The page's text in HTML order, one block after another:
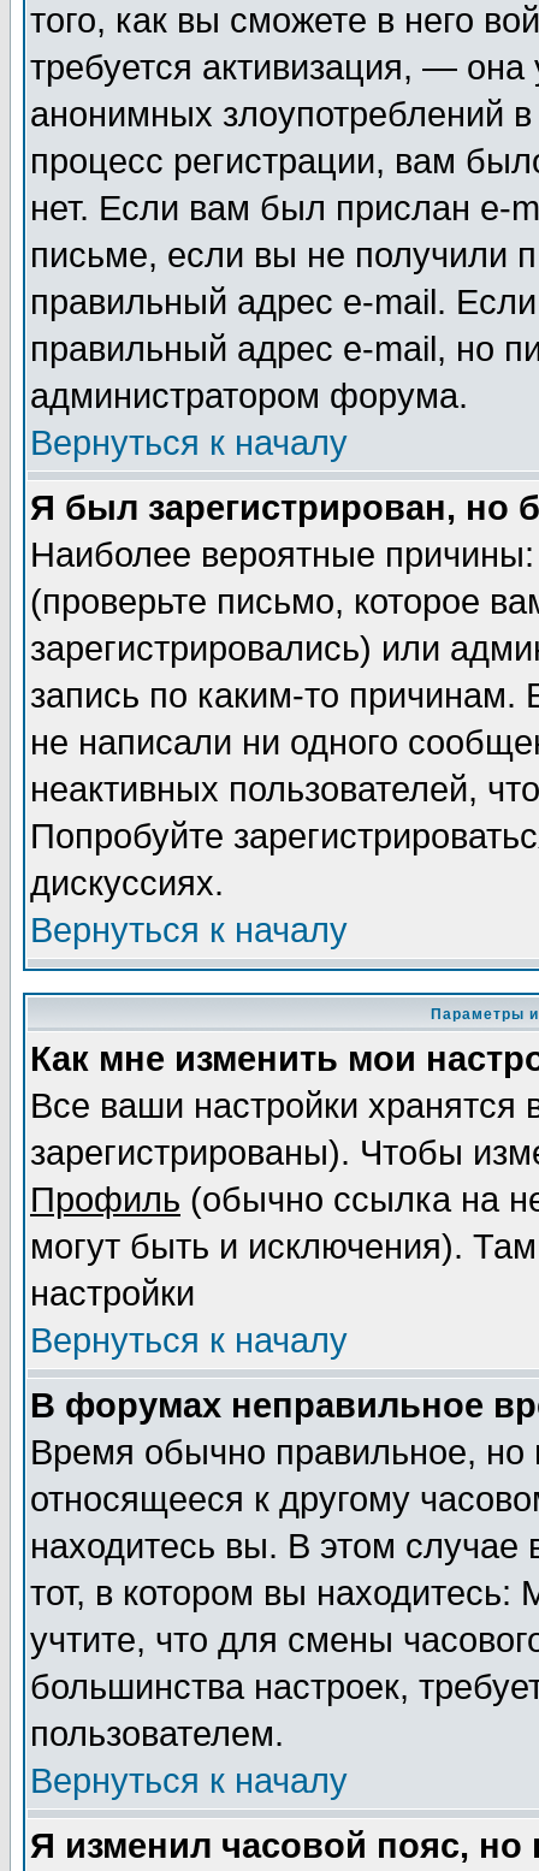
того, как вы сможете в него
требуется активизация, —
анонимных злоупотреблений
процесс регистрации, вам
нет. Если вам был прислан e-
письме, если вы не получили
правильный адрес e-mail.
правильный адрес e-mail, но
администратором форума.
Вернуться к началу
Я был зарегистрирован, но
Наиболее вероятные
(проверьте письмо, которое
зарегистрировались) или
запись по каким-то
не написали ни одного
неактивных пользователей,
Попробуйте
дискуссиях.
Вернуться к началу
Параметры
Как мне изменить мои
Все ваши настройки
зарегистрированы). Чтобы
Профиль (обычно ссылка на
могут быть и исключения).
настройки
Вернуться к началу
В форумах неправильное
Время обычно правильное,
относящееся к другому
находитесь вы. В этом
тот, в котором вы
учтите, что для смены
большинства настроек,
пользователем.
Вернуться к началу
Я изменил часовой пояс,